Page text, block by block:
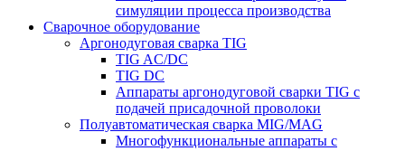
симуляции процесса производства
Сварочное оборудование
Аргонодуговая сварка TIG
TIG AC/DC
TIG DC
Аппараты аргонодуговой сварки TIG с
подачей присадочной проволоки
Полуавтоматическая сварка MIG/MAG
Многофункциональные аппараты с